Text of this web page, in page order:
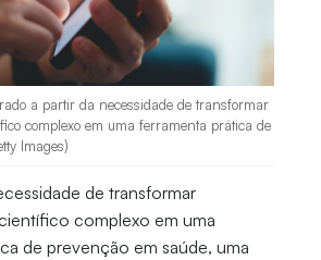
a partir da necessidade de transformar
complexo em uma ferramenta prática de
Images)
de transformar
complexo em uma
de prevenção em saúde, uma